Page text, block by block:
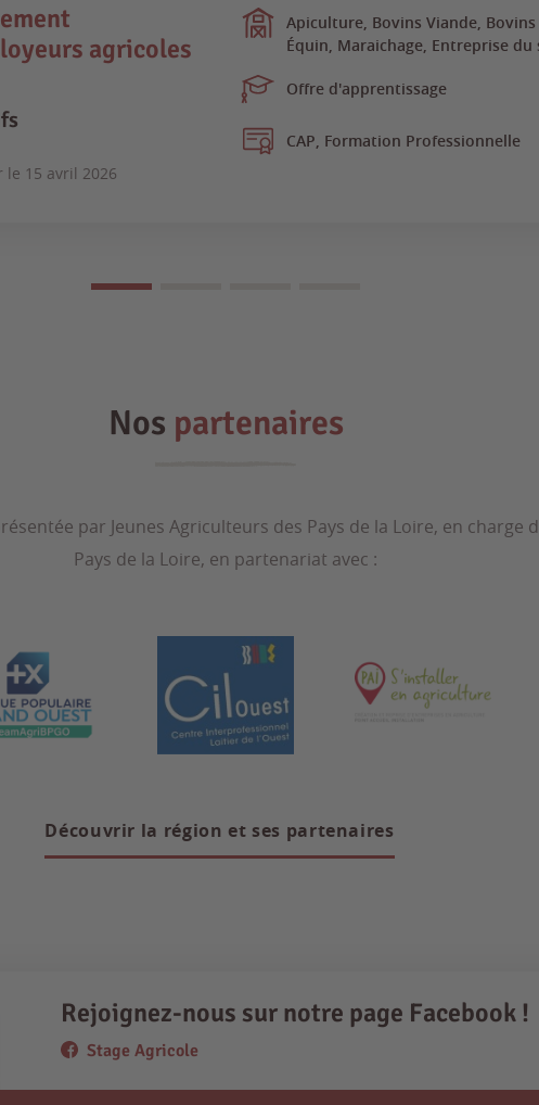
agricoles
le 15 avril 2026
Apiculture, Bovins Viande,
Équin, Maraichage, Entreprise
Offre d'apprentissage
CAP, Formation Professionnelle
Nos partenaires
par Jeunes Agriculteurs des Pays de la Loire, en charge
Pays de la Loire, en partenariat avec :
Découvrir la région et ses partenaires
Rejoignez-nous sur notre page Facebook !
Stage Agricole